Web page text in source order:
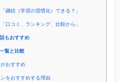
継続（学習の習慣化）できる？」
口コミ、ランキング、比較から」
もおすすめ
覧と比較
おすすめ
をおすすめする理由